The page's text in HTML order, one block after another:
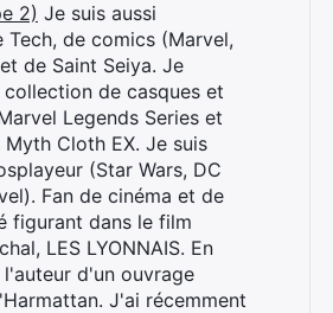
2) Je suis aussi
Tech, de comics (Marvel,
de Saint Seiya. Je
collection de casques et
Legends Series et
Cloth EX. Je suis
(Star Wars, DC
Fan de cinéma et de
figurant dans le film
LES LYONNAIS. En
d'un ouvrage
J'ai récemment